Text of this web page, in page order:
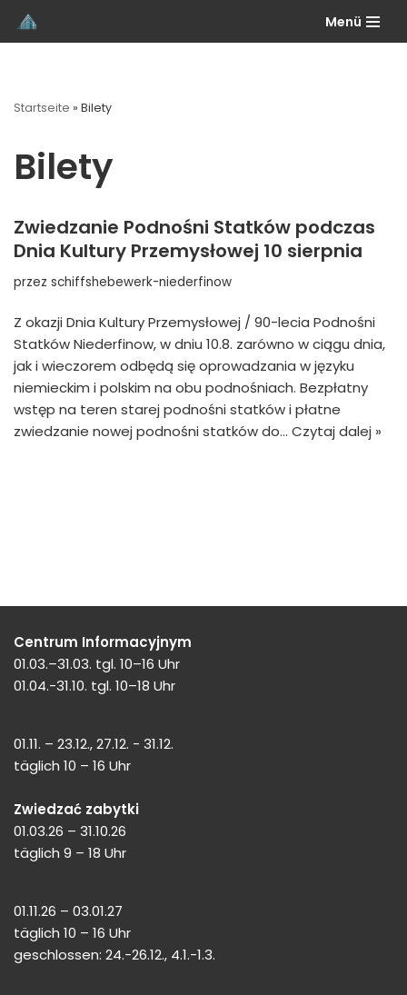
Przejdź
Menü
Startseite » Bilety
Bilety
Zwiedzanie Podnośni Statków podczas
Dnia Kultury Przemysłowej 10 sierpnia
przez schiffshebewerk-niederfinow
Z okazji Dnia Kultury Przemysłowej / 90-lecia Podnośni
Statków Niederfinow, w dniu 10.8. zarówno w ciągu dnia,
jak i wieczorem odbędą się oprowadzania w języku
niemieckim i polskim na obu podnośniach. Bezpłatny
wstęp na teren starej podnośni statków i płatne
zwiedzanie nowej podnośni statków do… Czytaj dalej »
Centrum Informacyjnym
01.03.–31.03. tgl. 10–16 Uhr
01.04.-31.10. tgl. 10–18 Uhr
01.11. – 23.12., 27.12. - 31.12.
täglich 10 – 16 Uhr
Zwiedzać zabytki
01.03.26 – 31.10.26
täglich 9 – 18 Uhr
01.11.26 – 03.01.27
täglich 10 – 16 Uhr
geschlossen: 24.-26.12., 4.1.-1.3.